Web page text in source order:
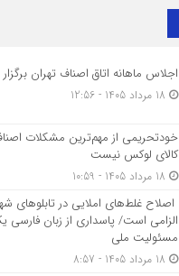
اجلاس ماهانه اتاق اصناف تهران
خودتحریمی از مهم‌ترین مشکلات
کالای لوکس نیست
اصلاح غلط‌های املایی در تابلوهای
الزامی است/ پاسداری از زبان فارسی
مسئولیت ملی